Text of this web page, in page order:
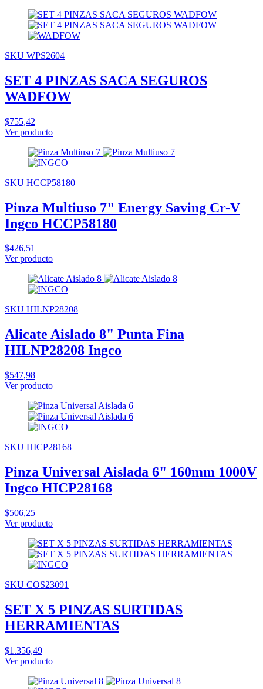
SKU WPS2604
SET 4 PINZAS SACA SEGUROS
WADFOW
$755,42
Ver producto
SKU HCCP58180
Pinza Multiuso 7" Energy Saving Cr-V
Ingco HCCP58180
$426,51
Ver producto
SKU HILNP28208
Alicate Aislado 8" Punta Fina
HILNP28208 Ingco
$547,98
Ver producto
SKU HICP28168
Pinza Universal Aislada 6" 160mm 1000V
Ingco HICP28168
$506,25
Ver producto
SKU COS23091
SET X 5 PINZAS SURTIDAS
HERRAMIENTAS
$1.356,49
Ver producto